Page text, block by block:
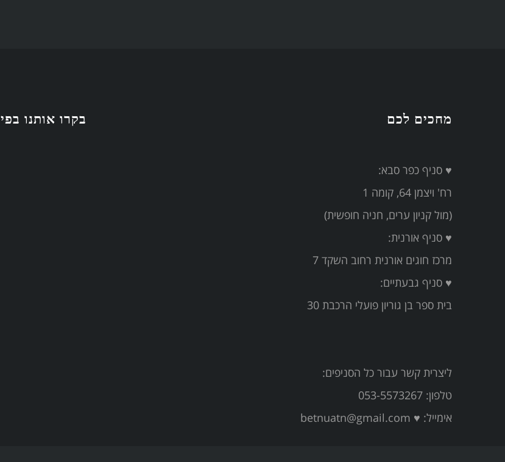
מחכים לכם
♥ סניף כפר סבא:
רח' ויצמן 64, קומה 1
(מול קניון ערים, חניה חופשית)
♥ סניף אורנית:
מרכז חוגים אורנית רחוב השקד 7
♥ סניף גבעתיים:
בית ספר בן גוריון פועלי הרכבת 30
ליצרית קשר עבור כל הסניפים:
טלפון: 053-5573267
אימייל: ♥ betnuatn@gmail.com
בקרו אותנו